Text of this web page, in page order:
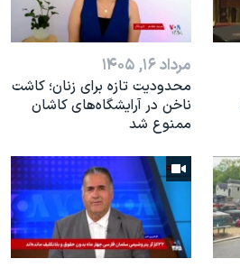
مرداد ۱۶, ۱۴۰۵
محدودیت تازه برای زنان؛ کاشت
ناخن در آرایشگاه‌های کاشان
ممنوع شد